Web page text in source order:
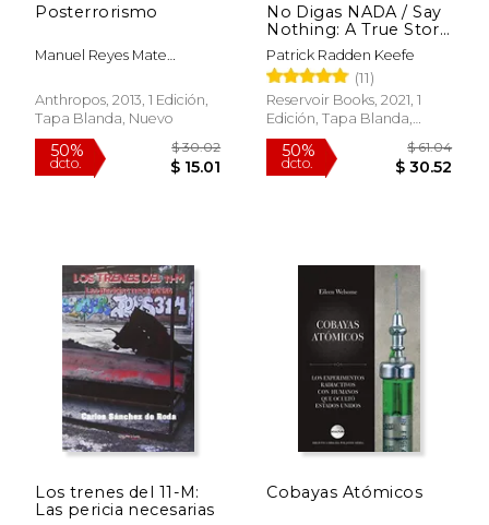
Posterrorismo
Manuel Reyes Mate
Martínez Díez,Galo Bilbao
Alberdi
Anthropos, 2013, 1 Edición,
Tapa Blanda, Nuevo
50% $ 30.02
No Digas NADA / Say
Nothing: A True Story
of Murder and
Memory in Northern
Ireland
Patrick Radden Keefe
(11)
Reservoir Books, 2021, 1
Edición, Tapa Blanda,
Nuevo
50%
Los trenes del 11-M:
Las pericia necesarias
Cobayas Atómicos